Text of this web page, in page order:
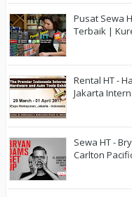
Pusat Sewa
Terbaik |
Rental HT -
Jakarta
Sewa HT -
Carlton